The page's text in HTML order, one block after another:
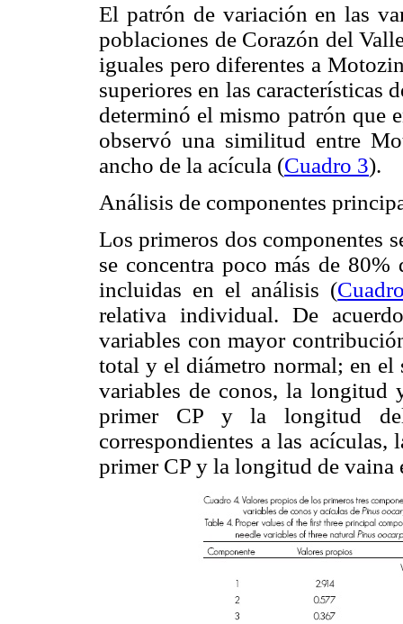
El patrón de variación en las
poblaciones de Corazón del
iguales pero diferentes a
superiores en las características
determinó el mismo patrón que
observó una similitud entre
ancho de la acícula (Cuadro 3).
Análisis de componentes
Los primeros dos componentes
se concentra poco más de
incluidas en el análisis (
relativa individual. De
variables con mayor
total y el diámetro normal; en
variables de conos, la longitud
primer CP y la longitud
correspondientes a las
primer CP y la longitud de vaina